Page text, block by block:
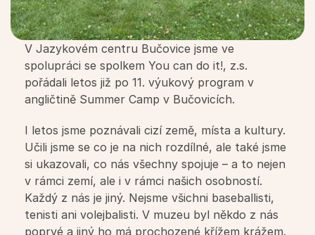
Jazykové kurzy
Všechny jazykové kurzy
Jazykové kurzy pro děti MŠ
Jazykové kurzy pro děti ZŠ
Jazykové kurzy pro děti SŠ
Jazykové kurzy pro dospělé
V Jazykovém centru Bučovice jsme ve
spolupráci se spolkem You can do it!, z.s.
pořádali letos již po 11. výukový program v
angličtině Summer Camp v Bučovicích.
I letos jsme poznávali cizí země, místa a kultury.
Učili jsme se co je na nich rozdílné, ale také jsme
si ukazovali, co nás všechny spojuje – a to nejen
v rámci zemí, ale i v rámci našich osobností.
Každý z nás je jiný. Nejsme všichni baseballisti,
tenisti ani volejbalisti. V muzeu byl někdo z nás
poprvé a jiný ho má prochozené křížem krážem.